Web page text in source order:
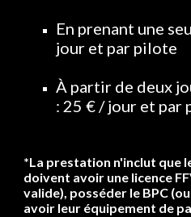
En prenant une
jour et par pilote
À partir de deux
: 25 € / jour et par
*La prestation n'inclut que
doivent avoir une licence
valide), posséder le BPC
avoir leur équipement de